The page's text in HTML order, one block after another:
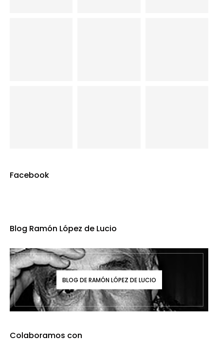
Facebook
Blog Ramón López de Lucio
BLOG DE RAMÓN LÓPEZ DE LUCIO
Colaboramos con